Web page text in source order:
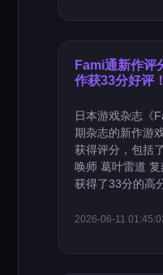
Fami通新作评
作获33分好评！
日本游戏杂志《
期杂志的新作游
获得评分，包括
唤师 葛叶雷道 复
获得了33分的高
2026-06-11